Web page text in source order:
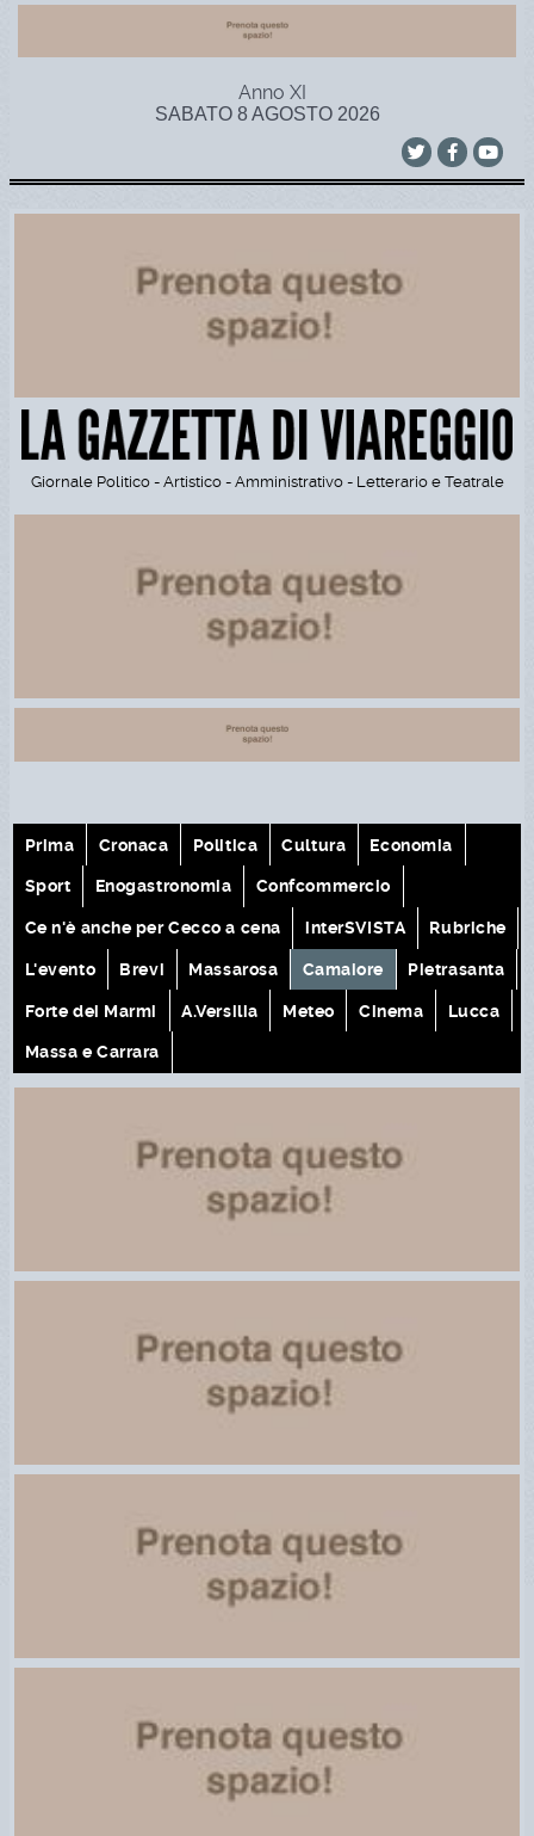
Anno XI
SABATO 8 AGOSTO 2026
Giornale Politico - Artistico - Amministrativo - Letterario e Teatrale
Prima Cronaca Politica Cultura Economia
Sport Enogastronomia Confcommercio
Ce n'è anche per Cecco a cena interSVISTA Rubriche
L'evento Brevi Massarosa Camaiore Pietrasanta
Forte dei Marmi A.Versilia Meteo Cinema Lucca
Massa e Carrara